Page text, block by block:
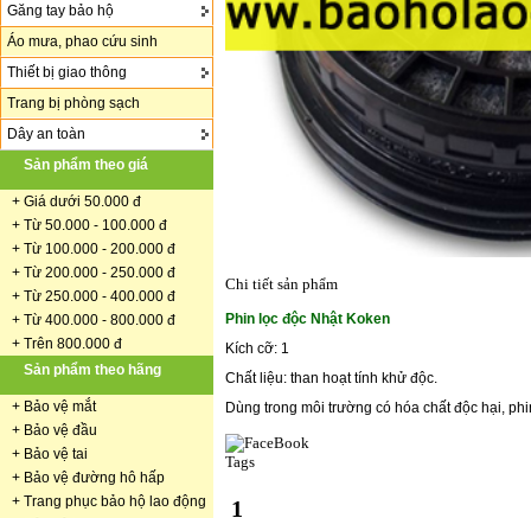
Găng tay bảo hộ
Áo mưa, phao cứu sinh
Thiết bị giao thông
Trang bị phòng sạch
Dây an toàn
Sản phẩm theo giá
+ Giá dưới 50.000 đ
+ Từ 50.000 - 100.000 đ
+ Từ 100.000 - 200.000 đ
+ Từ 200.000 - 250.000 đ
+ Từ 250.000 - 400.000 đ
+ Từ 400.000 - 800.000 đ
+ Trên 800.000 đ
Sản phẩm theo hãng
+ Bảo vệ mắt
+ Bảo vệ đầu
+ Bảo vệ tai
+ Bảo vệ đường hô hấp
+ Trang phục bảo hộ lao động
Chi tiết sản phẩm
Phin lọc độc Nhật Koken
Kích cỡ: 1
Chất liệu: than hoạt tính khử độc.
Dùng trong môi trường có hóa chất độc hại,
Tags
1